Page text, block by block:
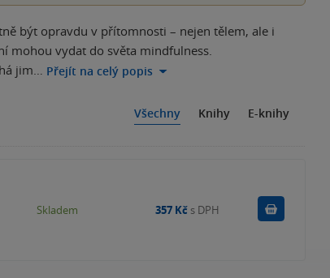
být opravdu v přítomnosti – nejen tělem, ale i
mohou vydat do světa mindfulness.
jim… Přejít na celý popis
Všechny Knihy E-knihy
Skladem 357 Kč s DPH